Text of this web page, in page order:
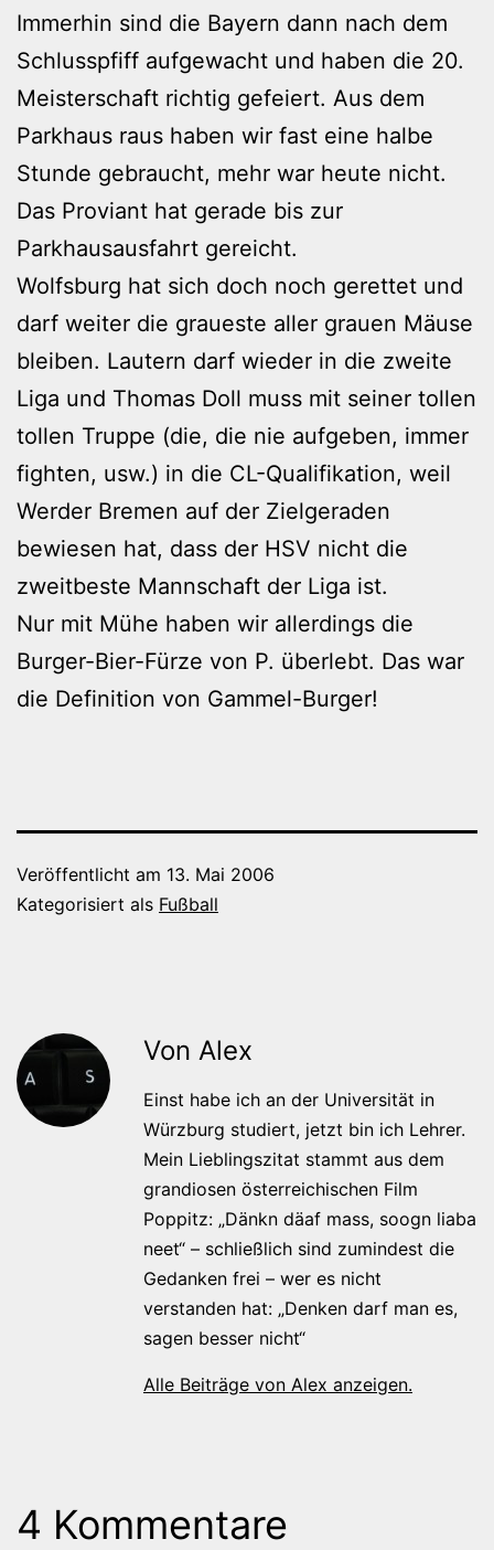
Immerhin sind die Bayern dann nach dem
Schlusspfiff aufgewacht und haben die 20.
Meisterschaft richtig gefeiert. Aus dem
Parkhaus raus haben wir fast eine halbe
Stunde gebraucht, mehr war heute nicht.
Das Proviant hat gerade bis zur
Parkhausausfahrt gereicht.
Wolfsburg hat sich doch noch gerettet und
darf weiter die graueste aller grauen Mäuse
bleiben. Lautern darf wieder in die zweite
Liga und Thomas Doll muss mit seiner tollen
tollen Truppe (die, die nie aufgeben, immer
fighten, usw.) in die CL-Qualifikation, weil
Werder Bremen auf der Zielgeraden
bewiesen hat, dass der HSV nicht die
zweitbeste Mannschaft der Liga ist.
Nur mit Mühe haben wir allerdings die
Burger-Bier-Fürze von P. überlebt. Das war
die Definition von Gammel-Burger!
Veröffentlicht am 13. Mai 2006
Kategorisiert als Fußball
Von Alex
Einst habe ich an der Universität in
Würzburg studiert, jetzt bin ich Lehrer.
Mein Lieblingszitat stammt aus dem
grandiosen österreichischen Film
Poppitz: „Dänkn däaf mass, soogn liaba
neet“ – schließlich sind zumindest die
Gedanken frei – wer es nicht
verstanden hat: „Denken darf man es,
sagen besser nicht“
Alle Beiträge von Alex anzeigen.
4 Kommentare